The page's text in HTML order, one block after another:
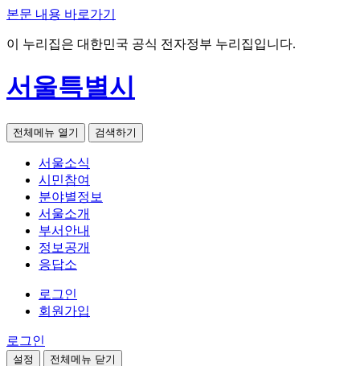
본문 내용 바로가기
이 누리집은 대한민국 공식 전자정부 누리집입니다.
서울특별시
전체메뉴 열기 검색하기
서울소식
시민참여
분야별정보
서울소개
부서안내
정보공개
응답소
로그인
회원가입
로그인
설정 전체메뉴 닫기